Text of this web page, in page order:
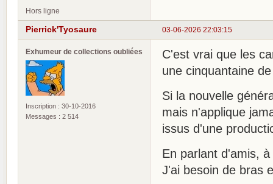
Hors ligne
03-06-2026 22:03:15
Pierrick'Tyosaure
Exhumeur de collections oubliées
Inscription : 30-10-2016
Messages : 2 514
C'est vrai que les
une cinquantaine
Si la nouvelle
mais n'applique
issus d'une
En parlant d'amis,
J'ai besoin de bras